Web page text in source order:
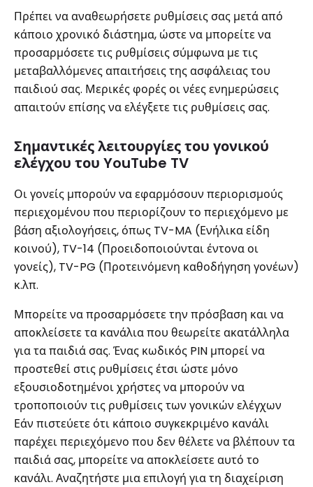
Πρέπει να αναθεωρήσετε ρυθμίσεις σας μετά από
κάποιο χρονικό διάστημα, ώστε να μπορείτε να
προσαρμόσετε τις ρυθμίσεις σύμφωνα με τις
μεταβαλλόμενες απαιτήσεις της ασφάλειας του
παιδιού σας. Μερικές φορές οι νέες ενημερώσεις
απαιτούν επίσης να ελέγξετε τις ρυθμίσεις σας.
Σημαντικές λειτουργίες του γονικού
ελέγχου του YouTube TV
Οι γονείς μπορούν να εφαρμόσουν περιορισμούς
περιεχομένου που περιορίζουν το περιεχόμενο με
βάση αξιολογήσεις, όπως TV-MA (Ενήλικα είδη
κοινού), TV-14 (Προειδοποιούνται έντονα οι
γονείς), TV-PG (Προτεινόμενη καθοδήγηση γονέων)
κ.λπ.
Μπορείτε να προσαρμόσετε την πρόσβαση και να
αποκλείσετε τα κανάλια που θεωρείτε ακατάλληλα
για τα παιδιά σας. Ένας κωδικός PIN μπορεί να
προστεθεί στις ρυθμίσεις έτσι ώστε μόνο
εξουσιοδοτημένοι χρήστες να μπορούν να
τροποποιούν τις ρυθμίσεις των γονικών ελέγχων
Εάν πιστεύετε ότι κάποιο συγκεκριμένο κανάλι
παρέχει περιεχόμενο που δεν θέλετε να βλέπουν τα
παιδιά σας, μπορείτε να αποκλείσετε αυτό το
κανάλι. Αναζητήστε μια επιλογή για τη διαχείριση